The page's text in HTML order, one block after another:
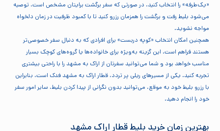
«یک‌طرفه» را انتخاب کنید. در صورتی که سفر برگشت برایتان مشخص است، توصیه
می‌شود بلیط رفت و برگشت را همزمان رزرو کنید تا با کمبود ظرفیت در زمان دلخواه
مواجه نشوید.
همچنین امکان انتخاب «کوپه دربست» برای افرادی که به دنبال سفر خصوصی‌تر
هستند فراهم است. این گزینه به‌ویژه برای خانواده‌ها یا گروه‌های کوچک بسیار
مناسب خواهد بود و شما می‌توانید سفرتان از اراک به مشهد را با راحتی بیشتری
تجربه کنید. یکی از مسیرهای ریلی پر تردد، قطار اراک به مشهد فدک است، بنابراین
با رزرو بلیط خود به موقع، می‌توانید بدون نگرانی از پیدا کردن بلیط، سایر امور سفر
خود را انجام دهید.
بهترین زمان خرید بلیط قطار اراک مشهد